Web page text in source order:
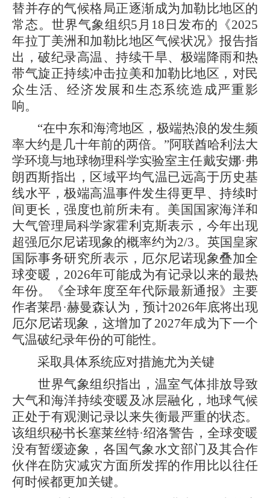
替并存的气候格局正逐渐成为加勒比地区的
常态。世界气象组织5月18日发布的《2025
年拉丁美洲和加勒比地区气候状况》报告指
出，破纪录高温、持续干旱、极端降雨和热
带气旋正持续冲击拉美和加勒比地区，对民
众生活、经济发展和生态系统造成严重影
响。
“在中东和海湾地区，极端热浪的发生频
率大约是几十年前的两倍。”阿联酋哈利法大
学环境与地球物理科学实验室主任戴安娜·弗
朗西斯指出，区域平均气温已远高于历史基
线水平，极端高温事件发生得更早、持续时
间更长，强度也前所未有。美国国家海洋和
大气管理局科学家霍利克斯表示，今年出现
超强厄尔尼诺现象的概率约为2/3。英国皇家
国际事务研究所表示，厄尔尼诺现象叠加全
球变暖，2026年可能成为有记录以来的最热
年份。《全球年度至年代际最新通报》主要
作者莱昂·赫曼森认为，预计2026年底将出现
厄尔尼诺现象，这增加了2027年成为下一个
气温破纪录年份的可能性。
采取具体系统应对措施尤为关键
世界气象组织指出，温室气体排放导致
大气和海洋持续变暖及冰层融化，地球气候
正处于有观测记录以来失衡最严重的状态。
该组织秘书长塞莱丝特·绍洛警告，全球变暖
没有暂缓迹象，各国气象水文部门及其合作
伙伴在防灾减灾方面所发挥的作用比以往任
何时候都更加关键。